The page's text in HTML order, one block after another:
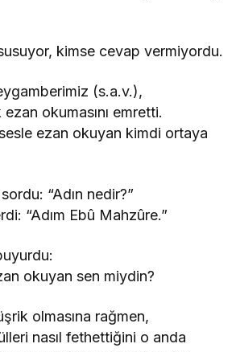
kimse cevap vermiyordu.
(s.a.v.),
okumasını emretti.
ezan okuyan kimdi ortaya
“Adın nedir?”
“Adım Ebû Mahzûre.”
okuyan sen miydin?
olmasına rağmen,
nasıl fethettiğini o anda